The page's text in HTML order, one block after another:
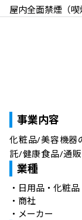
屋内全面禁煙（喫
事業内容
化粧品/美容機器
託/健康食品/通
業種
・ 日用品・化粧品
・ 商社
・ メーカー